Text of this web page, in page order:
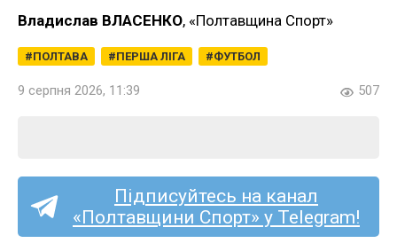
Владислав ВЛАСЕНКО, «Полтавщина Спорт»
ПОЛТАВА ПЕРША ЛІГА ФУТБОЛ
9 серпня 2026, 11:39 507
Підписуйтесь на канал
«Полтавщини Спорт» у Telegram!